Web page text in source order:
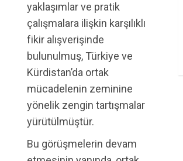
yaklaşımlar ve pratik
çalışmalara ilişkin karşılıklı
fikir alışverişinde
bulunulmuş, Türkiye ve
Kürdistan’da ortak
mücadelenin zeminine
yönelik zengin tartışmalar
yürütülmüştür.
Bu görüşmelerin devam